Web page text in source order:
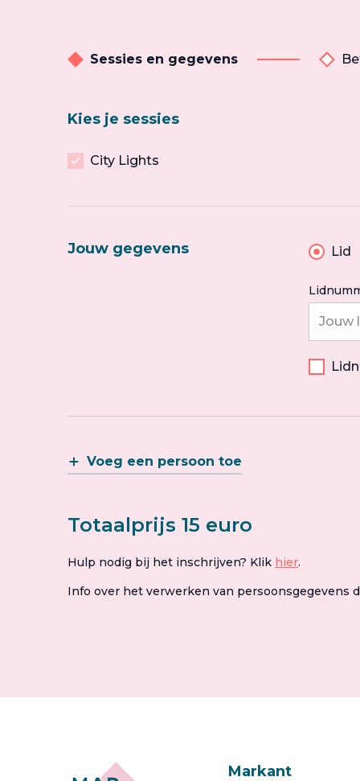
Sessies en gegevens
Kies je sessies
City Lights
Jouw gegevens Lid
Voeg een persoon toe
Totaalprijs 15 euro
Hulp nodig bij het inschrijven? Klik hier.
Info over het verwerken van persoonsgegevens
Markant